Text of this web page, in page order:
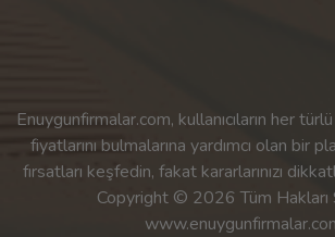
Enuygunfirmalar.com, kullanıcıların her
fiyatlarını bulmalarına yardımcı olan bir
fırsatları keşfedin, fakat kararlarınızı
Copyright © 2026 Tüm Hakları